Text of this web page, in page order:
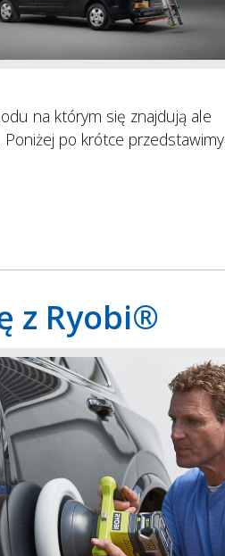
na którym się znajdują ale
po krótce przedstawimy
z Ryobi®